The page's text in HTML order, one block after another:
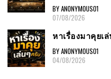
BY ANONYMOUS01
07/08/2026
หาเรื่องมาคุยเ
BY ANONYMOUS01
04/08/2026